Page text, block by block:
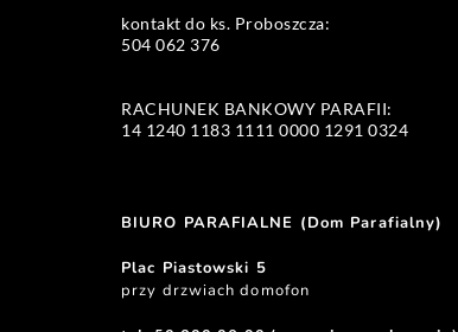
kontakt do ks. Proboszcza:
504 062 376
RACHUNEK BANKOWY PARAFII:
14 1240 1183 1111 0000 1291 0324
BIURO PARAFIALNE (Dom Parafialny)
Plac Piastowski 5
przy drzwiach domofon